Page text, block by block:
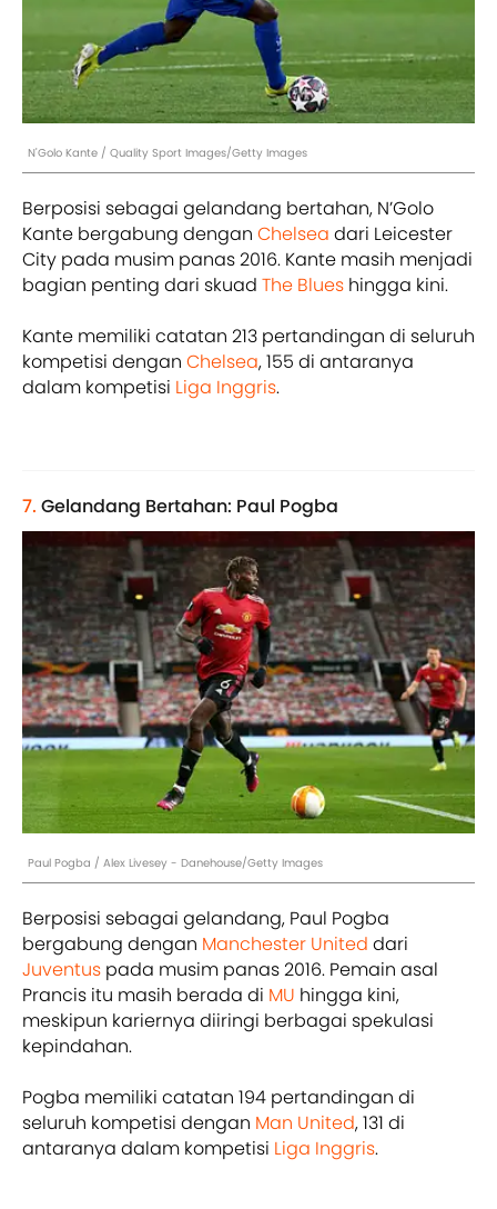
N'Golo Kante / Quality Sport Images/Getty Images
Berposisi sebagai gelandang bertahan, N’Golo
Kante bergabung dengan Chelsea dari Leicester
City pada musim panas 2016. Kante masih menjadi
bagian penting dari skuad The Blues hingga kini.
Kante memiliki catatan 213 pertandingan di seluruh
kompetisi dengan Chelsea, 155 di antaranya
dalam kompetisi Liga Inggris.
7. Gelandang Bertahan: Paul Pogba
Paul Pogba / Alex Livesey - Danehouse/Getty Images
Berposisi sebagai gelandang, Paul Pogba
bergabung dengan Manchester United dari
Juventus pada musim panas 2016. Pemain asal
Prancis itu masih berada di MU hingga kini,
meskipun kariernya diiringi berbagai spekulasi
kepindahan.
Pogba memiliki catatan 194 pertandingan di
seluruh kompetisi dengan Man United, 131 di
antaranya dalam kompetisi Liga Inggris.